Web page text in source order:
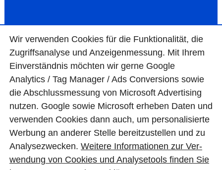
© BAS Mauerwerkstrockenlegung GmbH
Wir ver­wen­den Cookies für die Funktio­na­lität, die
Zugriffs­ana­lyse und Anzei­gen­mes­sung. Mit Ihrem
Ein­ver­ständ­nis möchten wir gerne Google
Analytics / Tag Manager / Ads Con­ver­sions sowie
die Abschluss­mes­sung von Micro­soft Adver­tising
nutzen. Google sowie Micro­soft erheben Daten und
ver­wen­den Cookies dann auch, um perso­nali­sierte
Wer­bung an ande­rer Stelle bereit­zu­stel­len und zu
Ana­lyse­zwecken. Wei­tere Infor­matio­nen zur Ver­
wen­dung von Cookies und Ana­lyse­tools fin­den Sie